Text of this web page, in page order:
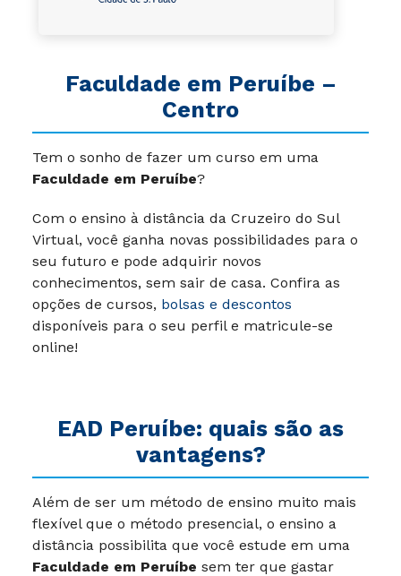
Faculdade em Peruíbe –
Centro
Tem o sonho de fazer um curso em uma
Faculdade em Peruíbe?
Com o ensino à distância da Cruzeiro do Sul
Virtual, você ganha novas possibilidades para o
seu futuro e pode adquirir novos
conhecimentos, sem sair de casa. Confira as
opções de cursos, bolsas e descontos
disponíveis para o seu perfil e matricule-se
online!
EAD Peruíbe: quais são as
vantagens?
Além de ser um método de ensino muito mais
flexível que o método presencial, o ensino a
distância possibilita que você estude em uma
Faculdade em Peruíbe sem ter que gastar